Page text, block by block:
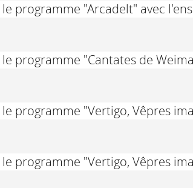
programme "Arcadelt" avec
programme "Cantates de
programme "Vertigo, Vêpres
programme "Vertigo, Vêpres